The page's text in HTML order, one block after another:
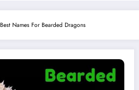
Best Names For Bearded Dragons